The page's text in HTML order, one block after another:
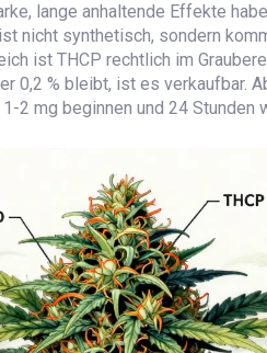
lange anhaltende Effekte
nicht synthetisch, sondern
ist THCP rechtlich im
0,2 % bleibt, ist es verkaufbar.
2 mg beginnen und 24 Stunden